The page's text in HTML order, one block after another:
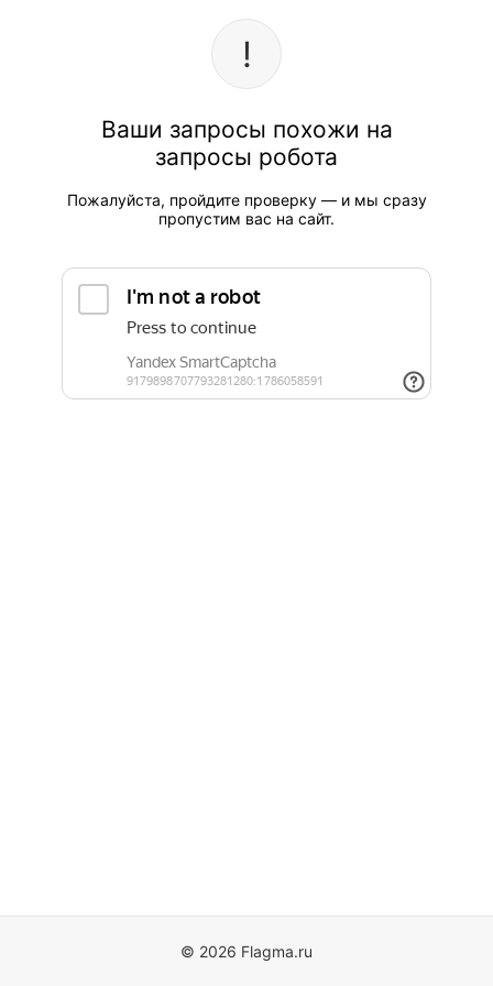
Ваши запросы похожи на
запросы робота
Пожалуйста, пройдите проверку — и мы сразу
пропустим вас на сайт.
© 2026 Flagma.ru